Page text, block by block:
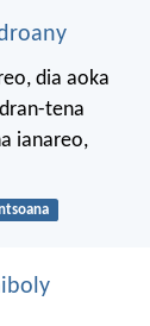
dia aoka
tena
ianareo,